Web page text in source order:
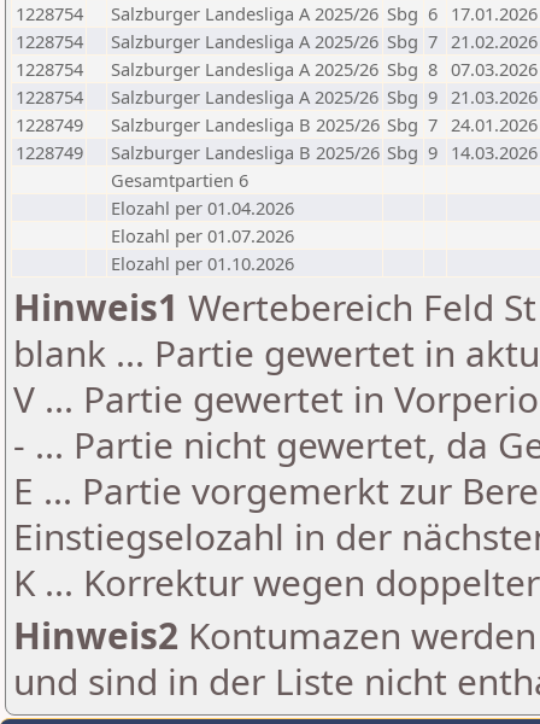
1228754
Salzburger Landesliga A 2025/26 Sbg 6 17.01.2026
1228754
Salzburger Landesliga A 2025/26 Sbg 7 21.02.2026
1228754
Salzburger Landesliga A 2025/26 Sbg 8 07.03.2026
1228754
Salzburger Landesliga A 2025/26 Sbg 9 21.03.2026
1228749
Salzburger Landesliga B 2025/26 Sbg 7 24.01.2026
1228749
Salzburger Landesliga B 2025/26 Sbg 9 14.03.2026
Gesamtpartien 6
Elozahl per 01.04.2026
Elozahl per 01.07.2026
Elozahl per 01.10.2026
Hinweis1 Wertebereich Feld
blank ... Partie gewertet in
V ... Partie gewertet in
- ... Partie nicht gewertet, da
E ... Partie vorgemerkt zur
Einstiegselozahl in der
K ... Korrektur wegen
Hinweis2 Kontumazen
und sind in der Liste nicht